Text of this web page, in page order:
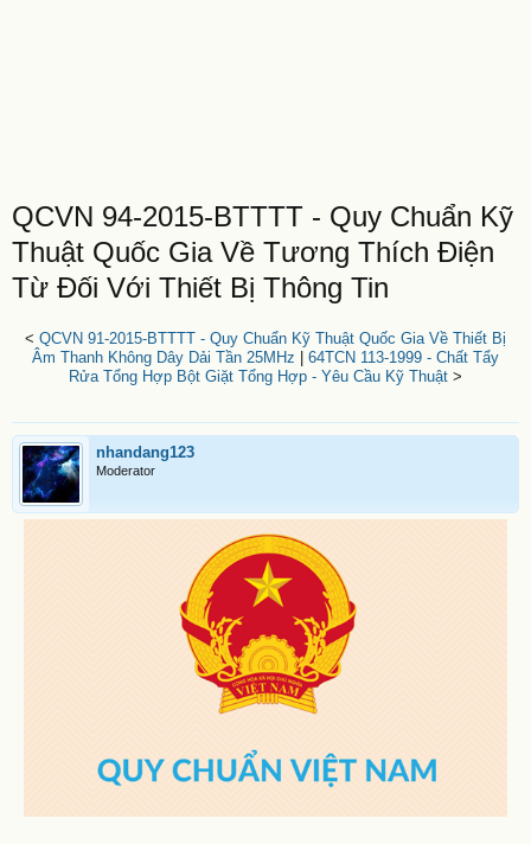
QCVN 94-2015-BTTTT - Quy Chuẩn Kỹ
Thuật Quốc Gia Về Tương Thích Điện
Từ Đối Với Thiết Bị Thông Tin
< QCVN 91-2015-BTTTT - Quy Chuẩn Kỹ Thuật Quốc Gia Về Thiết Bị
Âm Thanh Không Dây Dải Tần 25MHz
64TCN 113-1999 - Chất Tẩy
Rửa Tổng Hợp Bột Giặt Tổng Hợp - Yêu Cầu Kỹ Thuật >
nhandang123
Moderator